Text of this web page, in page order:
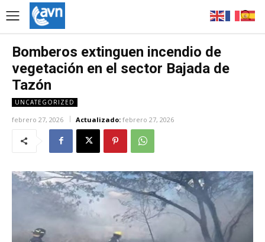
Bomberos extinguen incendio de
vegetación en el sector Bajada de
Tazón
UNCATEGORIZED
febrero 27, 2026 Actualizado: febrero 27, 2026